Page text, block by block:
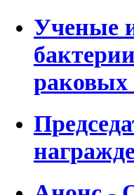
Ученые
раковых